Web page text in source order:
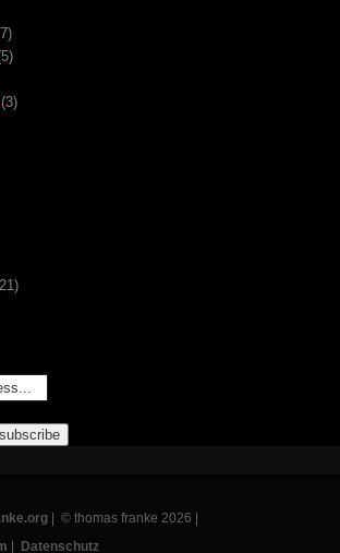
(3)
| © thomas franke 2026 |
Datenschutz